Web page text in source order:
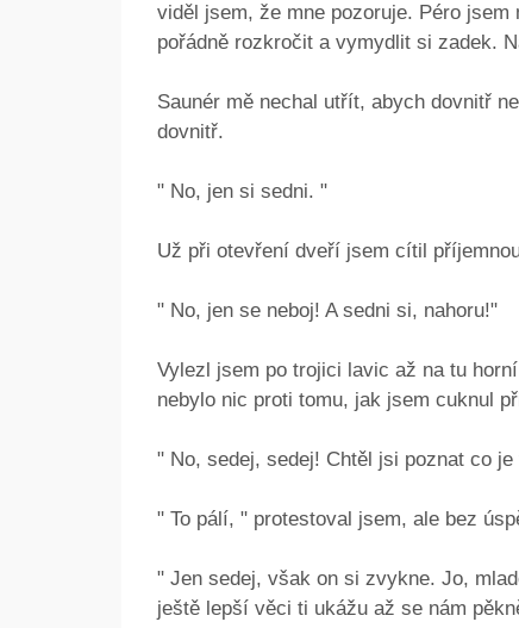
viděl jsem, že mne pozoruje. Péro
pořádně rozkročit a vymydlit si zadek.
Saunér mě nechal utřít, abych dovnitř
dovnitř.
" No, jen si sedni. "
Už při otevření dveří jsem cítil
" No, jen se neboj! A sedni si, nahoru!"
Vylezl jsem po trojici lavic až na tu
nebylo nic proti tomu, jak jsem cuknul
" No, sedej, sedej! Chtěl jsi poznat co
" To pálí, " protestoval jsem, ale bez
" Jen sedej, však on si zvykne. Jo,
ještě lepší věci ti ukážu až se nám